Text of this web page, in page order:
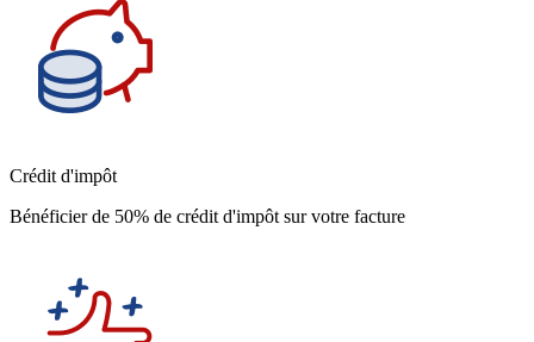
Crédit d'impôt
Bénéficier de 50% de crédit d'impôt sur votre facture